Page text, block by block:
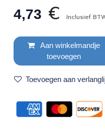
4,73 € Inclusief
Aan winkelmandje
toevoegen
Toevoegen aan